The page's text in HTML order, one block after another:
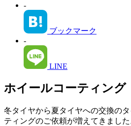
-
ブックマーク
-
LINE
ホイールコーティング
冬タイヤから夏タイヤへの交換の
ティングのご依頼が増えてきました